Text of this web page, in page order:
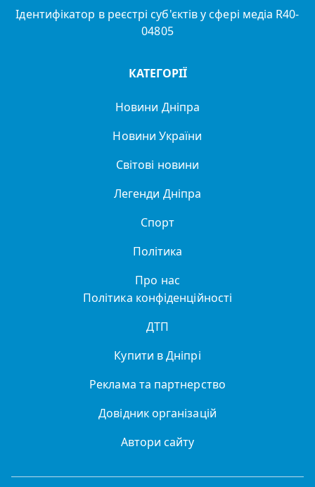
Ідентифікатор в реєстрі суб'єктів у сфері медіа R40-
04805
КАТЕГОРІЇ
Новини Дніпра
Новини України
Світові новини
Легенди Дніпра
Спорт
Політика
Про нас
Політика конфіденційності
ДТП
Купити в Дніпрі
Реклама та партнерство
Довідник організацій
Автори сайту